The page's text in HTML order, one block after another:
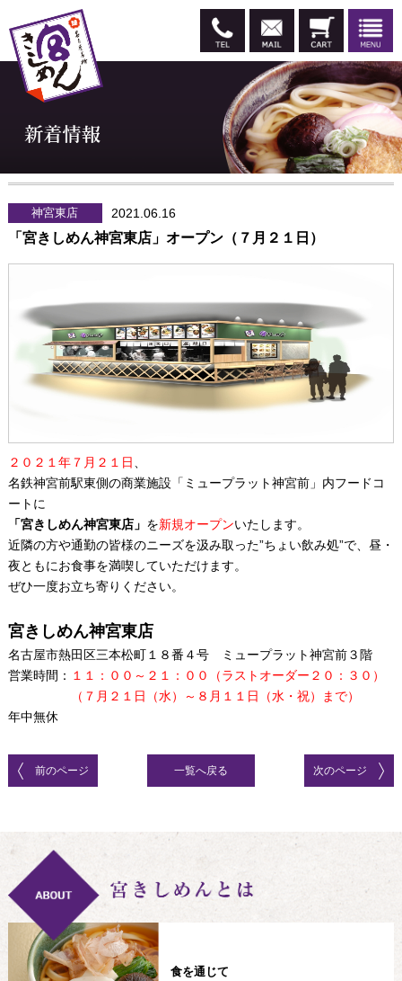
神宮東店 2021.06.16
「宮きしめん神宮東店」オープン（７月２１日）
２０２１年７月２１日
名鉄神宮前駅東側の商業施設「ミュープラット神宮前」内フードコ
ートに
「宮きしめん神宮東店」 を新規オープンいたします。
近隣の方や通勤の皆様のニーズを汲み取った”ちょい飲み処”で、昼・
夜ともにお食事を満喫していただけます。
ぜひ一度お立ち寄りください。
宮きしめん神宮東店
名古屋市熱田区三本松町１８番４号 ミュープラット神宮前３階
営業時間： １１：００～２１：００（ラストオーダー２０：３０）
（７月２１日（水）～８月１１日（水・祝）まで）
年中無休
前のページ 一覧へ戻る 次のページ
食を通じて